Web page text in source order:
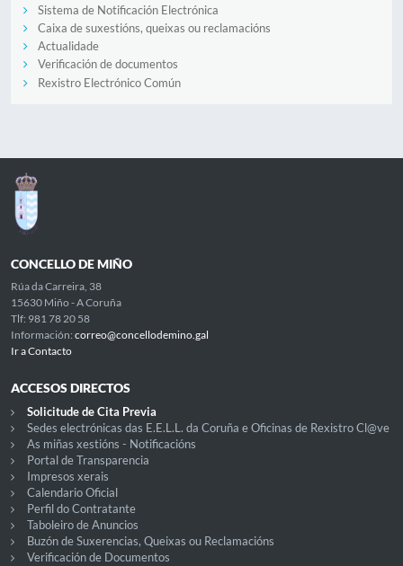
Sistema de Notificación Electrónica
Caixa de suxestións, queixas ou reclamacións
Actualidade
Verificación de documentos
Rexistro Electrónico Común
CONCELLO DE MIÑO
Rúa da Carreira, 38
15630 Miño - A Coruña
Tlf: 981 78 20 58
Información: correo@concellodemino.gal
Ir a Contacto
ACCESOS DIRECTOS
Solicitude de Cita Previa
Sedes electrónicas das E.E.L.L. da Coruña e Oficinas de Rexistro Cl@ve
As miñas xestións - Notificacións
Portal de Transparencia
Impresos xerais
Calendario Oficial
Perfil do Contratante
Taboleiro de Anuncios
Buzón de Suxerencias, Queixas ou Reclamacións
Verificación de Documentos